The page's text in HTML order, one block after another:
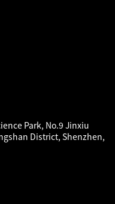
Park, No.9 Jinxiu
District, Shenzhen,